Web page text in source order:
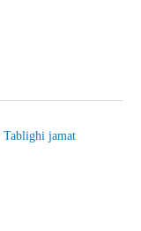
Tablighi jamat